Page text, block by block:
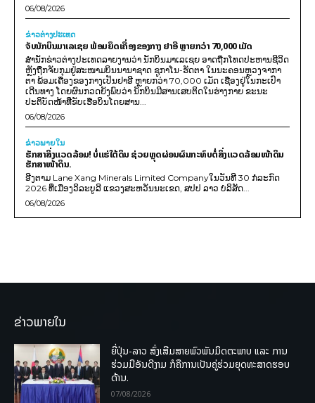
06/08/2026
ຂ່າວຕ່າງປະເທດ
ຈັບນັກບິນມາເລເຊຍ ພ້ອມຍຶດເຄື່ອງຂອງກາງ ຢາອີ ຫຼາຍກວ່າ 70,000 ເມັດ
ສຳນັກຂ່າວຕ່າງປະເທດລາຍງານວ່າ ນັກບິນມາເລເຊຍ ອາດຖືກໂທດປະຫານຊີວິດ
ຫຼັງຖືກຈັບກຸມຢູ່ສະໜາມບິນນານາຊາດ ຊູກາໂນ-ຮັດຕາ ໃນນະຄອນຫຼວງຈາກາ
ຕາ ພ້ອມເຄື່ອງຂອງກາງເປັນຢາອີ ຫຼາຍກວ່າ 70,000 ເມັດ ເຊື່ອງຢູ່ໃນກະເປົາ
ເດີນທາງ ໂດຍຜົນກວດຍັງພົບວ່າ ນັກບິນມີສານເສບຕິດໃນຮ່າງກາຍ ຂະນະ
ປະຕິບັດໜ້າທີ່ຂັບເຮືອບິນໂດຍສານ...
06/08/2026
ຂ່າວພາຍ​ໃນ
ຮັກສາສິ່ງແວດລ້ອມ! ບໍ່ແຮ່ໃຕ້ດິນ ຊ່ວຍຫຼຸດຜ່ອນຜົນກະທົບຕໍ່ສິ່ງແວດລ້ອມໜ້າດິນ
ຮັກສາໜ້າດິນ.
ອີງຕາມ Lane Xang Minerals Limited Companyໃນວັນທີ 30 ກໍລະກົດ
2026 ທີ່ເມືອງວິລະບູລີ ແຂວງສະຫວັນນະເຂດ, ສປປ ລາວ ບໍລິສັດ...
06/08/2026
ຂ່າວພາຍໃນ
ຍີ່ປຸ່ນ-ລາວ ສົ່ງເສີມສາຍພົວພັນມິດຕະພາບ ແລະ ການ
ຮ່ວມມືອັນດີງາມ ກໍຄືການເປັນຄູ່ຮ່ວມຍຸດທະສາດຮອບ
ດ້ານ.
07/08/2026